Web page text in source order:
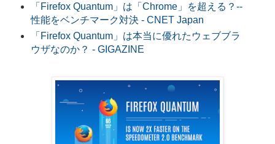
「Firefox Quantum」は「Chrome」を超える？--
性能をベンチマーク対決 - CNET Japan
「Firefox Quantum」は本当に優れたウェブブラ
ウザなのか？ - GIGAZINE